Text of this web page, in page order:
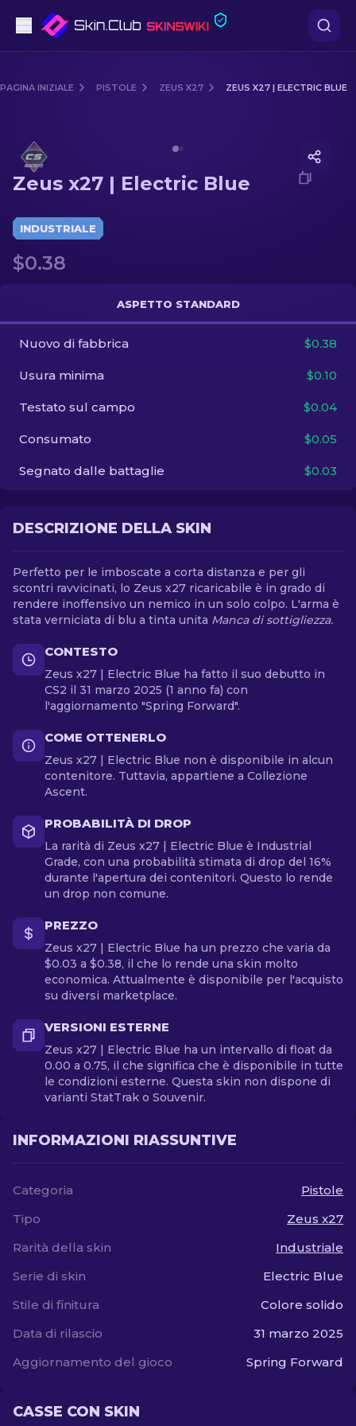
Fucile di precisione
Coltelli
Guanto
Altro
PAGINA INIZIALE PISTOLE ZEUS X27 ZEUS X27 | ELECTRIC BLUE
Zeus x27 | Electric Blue
INDUSTRIALE
$0.38
ASPETTO STANDARD
Nuovo di fabbrica $0.38
Usura minima $0.10
Testato sul campo $0.04
Consumato $0.05
Segnato dalle battaglie $0.03
DESCRIZIONE DELLA SKIN
Perfetto per le imboscate a corta distanza e per gli
scontri ravvicinati, lo Zeus x27 ricaricabile è in grado di
rendere inoffensivo un nemico in un solo colpo. L'arma è
stata verniciata di blu a tinta unita Manca di sottigliezza.
CONTESTO
Zeus x27 | Electric Blue ha fatto il suo debutto in
CS2 il 31 marzo 2025 (1 anno fa) con
l'aggiornamento "Spring Forward".
COME OTTENERLO
Zeus x27 | Electric Blue non è disponibile in alcun
contenitore. Tuttavia, appartiene a Collezione
Ascent.
PROBABILITÀ DI DROP
La rarità di Zeus x27 | Electric Blue è Industrial
Grade, con una probabilità stimata di drop del 16%
durante l'apertura dei contenitori. Questo lo rende
un drop non comune.
PREZZO
Zeus x27 | Electric Blue ha un prezzo che varia da
$0.03 a $0.38, il che lo rende una skin molto
economica. Attualmente è disponibile per l'acquisto
su diversi marketplace.
VERSIONI ESTERNE
Zeus x27 | Electric Blue ha un intervallo di float da
0.00 a 0.75, il che significa che è disponibile in tutte
le condizioni esterne. Questa skin non dispone di
varianti StatTrak o Souvenir.
INFORMAZIONI RIASSUNTIVE
Categoria
Pistole
Tipo
Zeus x27
Rarità della skin
Industriale
Serie di skin
Electric Blue
Stile di finitura
Colore solido
Data di rilascio
31 marzo 2025
Aggiornamento del gioco
Spring Forward
CASSE CON SKIN